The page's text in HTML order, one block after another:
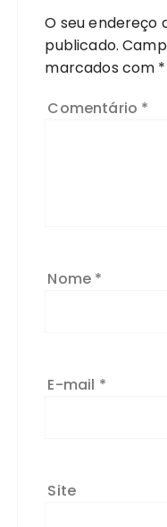
O seu endereço
publicado.
marcados com *
Comentário *
Nome *
E-mail *
Site